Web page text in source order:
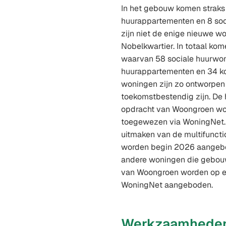
In het gebouw komen
huurappartementen en 8
zijn niet de enige nieuwe
Nobelkwartier. In totaal
waarvan 58 sociale
huurappartementen en 34
woningen zijn zo
toekomstbestendig zijn. De
opdracht van Woongroen
toegewezen via
uitmaken van de
worden begin 2026
andere woningen die
van Woongroen worden op
WoningNet aangeboden.